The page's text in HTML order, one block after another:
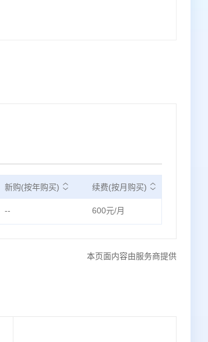
新购(按年购买) 续费(按月购买)
-- 600元/月
本页面内容由服务商提供